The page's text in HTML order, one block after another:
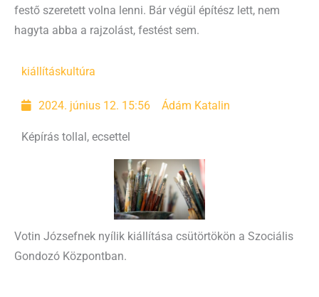
festő szeretett volna lenni. Bár végül építész lett, nem
hagyta abba a rajzolást, festést sem.
kiállításkultúra
2024. június 12. 15:56 Ádám Katalin
Képírás tollal, ecsettel
Votin Józsefnek nyílik kiállítása csütörtökön a Szociális
Gondozó Központban.